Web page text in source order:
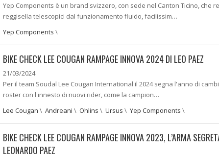
Yep Components è un brand svizzero, con sede nel Canton Ticino, che
reggisella telescopici dal funzionamento fluido, facilissim…
Yep Components \
BIKE CHECK LEE COUGAN RAMPAGE INNOVA 2024 DI LEO PAEZ
21/03/2024
Per il team Soudal Lee Cougan International il 2024 segna l'anno di
roster con l'innesto di nuovi rider, come la campion…
Lee Cougan \ Andreani \ Ohlins \ Ursus \ Yep Components \
BIKE CHECK LEE COUGAN RAMPAGE INNOVA 2023, L’ARMA
LEONARDO PAEZ